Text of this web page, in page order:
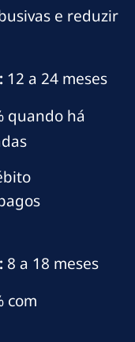
e reduzir
12 a 24 meses
quando há
8 a 18 meses
com